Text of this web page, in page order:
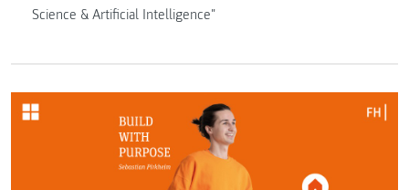
Science & Artificial Intelligence"